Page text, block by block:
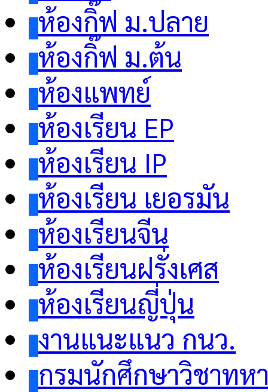
ห้องกิ๊ฟ ม.ปลาย
ห้องกิ๊ฟ ม.ต้น
ห้องแพทย์
ห้องเรียน EP
ห้องเรียน IP
ห้องเรียน เยอรมัน
ห้องเรียนจีน
ห้องเรียนฝรั่งเศส
ห้องเรียนญี่ปุ่น
งานแนะแนว กนว.
กรมนักศึกษาวิชาทห